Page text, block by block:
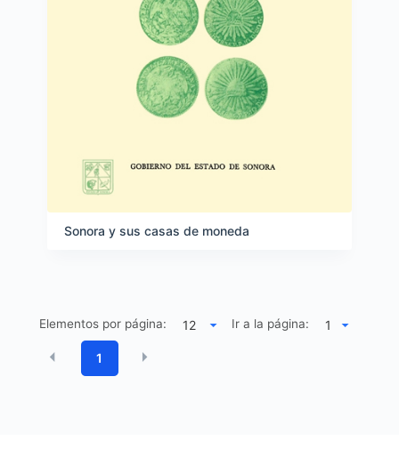
Sonora y sus casas de moneda
Elementos por página: Ir a la página:
1